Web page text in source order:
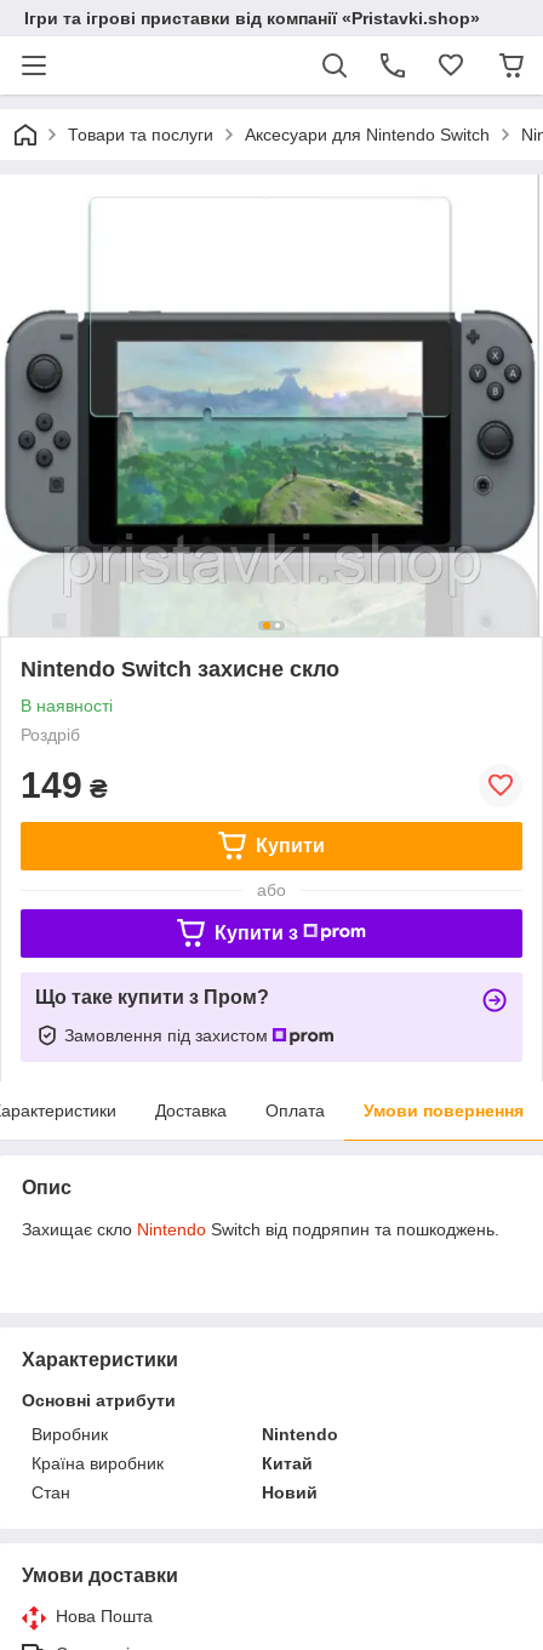
Ігри та ігрові приставки від компанії «Pristavki.shop»
Товари та послуги Аксесуари для Nintendo Switch
Nintendo Switch захисне скло
В наявності
Роздріб
149 ₴
Купити
або
Купити з
Що таке купити з Пром?
Замовлення під захистом
Доставка Оплата Умови повернення
Опис
Захищає скло Nintendo Switch від подряпин та пошкоджень.
Характеристики
Основні атрибути
Виробник
Nintendo
Країна виробник
Китай
Стан
Новий
Умови доставки
Нова Пошта